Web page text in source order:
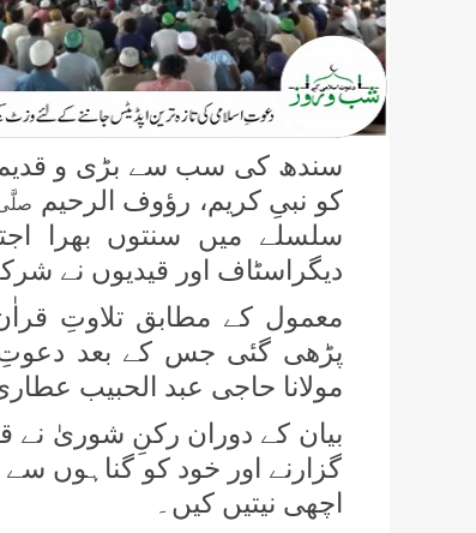
سندھ کی سب سے بڑی و
کو نبیِ کریم، رؤوف الرحیم
صلَّی
سلسلے میں سنتوں بھرا
دیگراسٹاف اور قیدیوں نے
معمول کے مطابق تلاوتِ
پڑھی گئی جس کے بعد
مولانا حاجی عبد الحبیب
بیان کے دوران رکنِ شوریٰ نے
گزارنے اور خود کو گناہوں
اچھی نیتیں کیں۔